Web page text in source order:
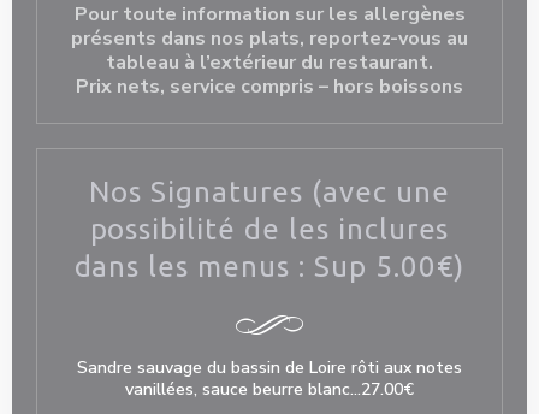
Pour toute information sur les allergènes
présents dans nos plats, reportez-vous au
tableau à l’extérieur du restaurant.
Prix nets, service compris – hors boissons
Nos Signatures (avec une
possibilité de les inclures
dans les menus : Sup 5.00€)
Sandre sauvage du bassin de Loire rôti aux notes
vanillées, sauce beurre blanc…27.00€